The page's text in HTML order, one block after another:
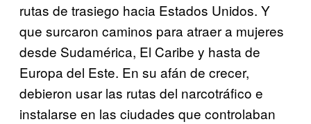
rutas de trasiego hacia Estados Unidos. Y
que surcaron caminos para atraer a mujeres
desde Sudamérica, El Caribe y hasta de
Europa del Este. En su afán de crecer,
debieron usar las rutas del narcotráfico e
instalarse en las ciudades que controlaban